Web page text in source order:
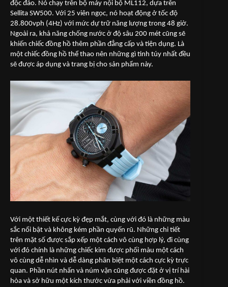
độc đáo. Nó chạy trên bộ máy nội bộ ML112, dựa trên
Sellita SW500. Với 25 viên ngọc, nó hoạt động ở tốc độ
28.800vph (4Hz) với mức dự trữ năng lượng trong 48 giờ.
Ngoài ra, khả năng chống nước ở độ sâu 200 mét cũng sẽ
khiến chiếc đồng hồ thêm phần đẳng cấp và tiện dụng. Là
một chiếc đồng hồ thể thao nên những gì tinh túy nhất đều
sẽ được áp dụng và trang bị cho sản phẩm này.
Với một thiết kế cực kỳ đẹp mắt, cùng với đó là những màu
sắc nổi bật và không kém phần quyến rũ. Những chi tiết
trên mặt số được sắp xếp một cách vô cùng hợp lý, đi cùng
với đó chính là những chiếc kim được phối màu một cách
vô cùng dễ nhìn và dễ dàng phân biệt một cách cực kỳ trực
quan. Phần nút nhấn và núm vặn cũng được đặt ở vị trí hài
hòa và sở hữu một kích thước vừa phải với viền đồng hồ.